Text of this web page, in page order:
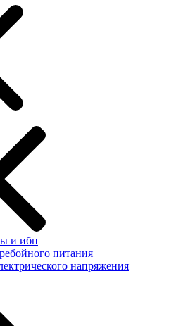
и ибп
питания
напряжения